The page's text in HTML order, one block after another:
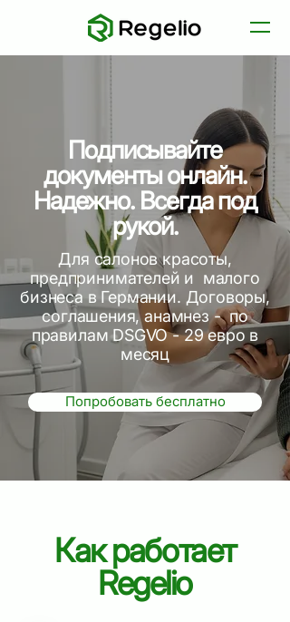
Подписывайте
документы онлайн.
Надежно. Всегда под
рукой.
Для салонов красоты,
предпринимателей и малого
бизнеса в Германии. Договоры,
соглашения, анамнез - по
правилам DSGVO - 29 евро в
месяц
Попробовать бесплатно
Как работает
Regelio